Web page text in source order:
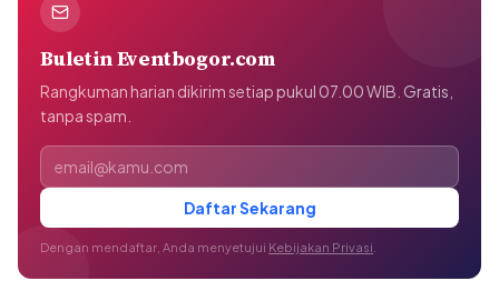
Buletin Eventbogor.com
Rangkuman harian dikirim setiap pukul 07.00 WIB. Gratis,
tanpa spam.
Alamat email
Daftar Sekarang
Dengan mendaftar, Anda menyetujui Kebijakan Privasi